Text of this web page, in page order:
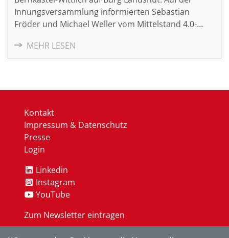
Innungsversammlung informierten Sebastian
Fröder und Michael Weller vom Mittelstand 4.0-
Kundenansprache und intelligente IT-Compliance.
MEHR LESEN
Kontakt
Impressum & Datenschutz
Presse
Login
Linkedin
Instagram
YouTube
Zum Newsletter eintragen